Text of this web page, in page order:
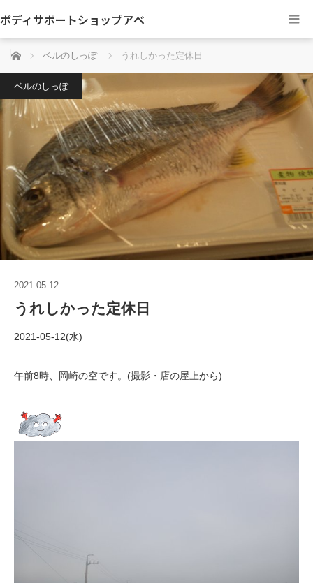
ボディサポートショップアベ
ホーム ベルのしっぽ うれしかった定休日
ベルのしっぽ
2021.05.12
うれしかった定休日
2021-05-12(水)
午前8時、岡崎の空です。(撮影・店の屋上から)